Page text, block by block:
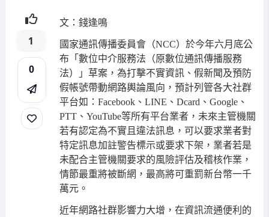
1
0
文：錢逢鳴
國家通訊傳播委員會（NCC）於今年六月底公
布「數位中介服務法（原數位通訊傳播服務
法）」草案，為打擊不實資訊、假新聞及預防
假帳號帶動網路輿論風向，預計列管各大社群
平台如： Facebook、 LINE 、 Dcard、 Google、
PTT、 YouTube等所有平台業者，未來主管機關
若有認定為不實且違法訊息，可以要求業者對
特定訊息加註警告標示或要求下架，業者若是
未配合主管機關要求的風險評估及稽核作業，
情節最重將被斷網，最高將可重罰新台幣一千
萬元。
近年網路社群影響力大增，在資訊流通便利的